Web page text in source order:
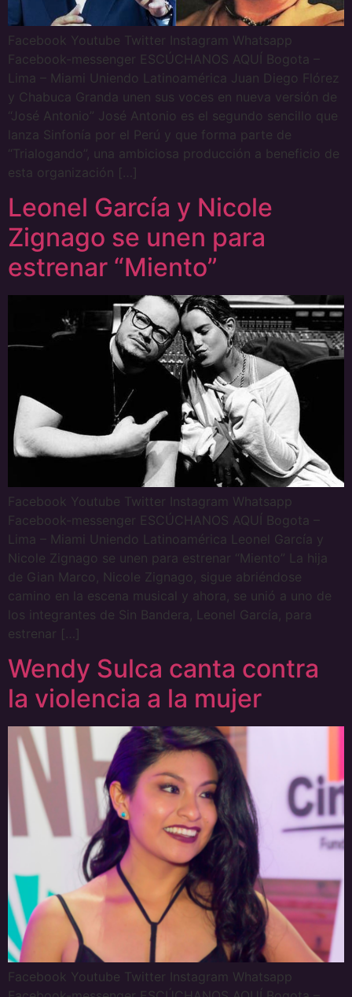
Facebook Youtube Twitter Instagram Whatsapp
Facebook-messenger ESCÚCHANOS AQUÍ Bogota –
Lima – Miami Uniendo Latinoamérica Juan Diego Flórez
y Chabuca Granda unen sus voces en nueva versión de
“José Antonio” José Antonio es el segundo sencillo que
lanza Sinfonía por el Perú y que forma parte de
“Trialogando”, una ambiciosa producción a beneficio de
esta organización […]
Leonel García y Nicole
Zignago se unen para
estrenar “Miento”
Facebook Youtube Twitter Instagram Whatsapp
Facebook-messenger ESCÚCHANOS AQUÍ Bogota –
Lima – Miami Uniendo Latinoamérica Leonel García y
Nicole Zignago se unen para estrenar “Miento” La hija
de Gian Marco, Nicole Zignago, sigue abriéndose
camino en la escena musical y ahora, se unió a uno de
los integrantes de Sin Bandera, Leonel García, para
estrenar […]
Wendy Sulca canta contra
la violencia a la mujer
Facebook Youtube Twitter Instagram Whatsapp